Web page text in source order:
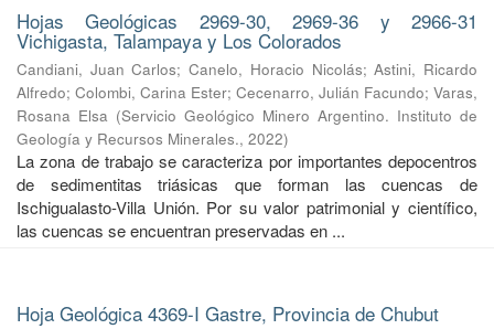
Hojas Geológicas 2969-30, 2969-36 y 2966-31
Vichigasta, Talampaya y Los Colorados
Candiani, Juan Carlos;Canelo, Horacio Nicolás;Astini, Ricardo
Alfredo; Colombi, Carina Ester; Cecenarro, Julián Facundo; Varas,
Rosana Elsa (Servicio Geológico Minero Argentino. Instituto de
Geología y Recursos Minerales., 2022)
La zona de trabajo se caracteriza por importantes depocentros
de sedimentitas triásicas que forman las cuencas de
Ischigualasto-Villa Unión. Por su valor patrimonial y cientíﬁco,
las cuencas se encuentran preservadas en ...
Hoja Geológica 4369-I Gastre, Provincia de Chubut